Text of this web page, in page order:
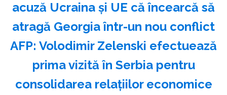
acuză Ucraina şi UE că încearcă să
atragă Georgia într-un nou conflict
AFP: Volodimir Zelenski efectuează
prima vizită în Serbia pentru
consolidarea relaţiilor economice